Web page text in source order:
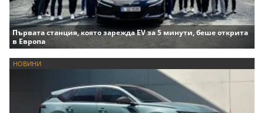
Първата станция, която зарежда EV за 5 минути, беше открита
в Европа
НОВИНИ